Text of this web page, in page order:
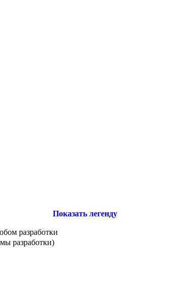
Показать легенду
разработки
разработки)